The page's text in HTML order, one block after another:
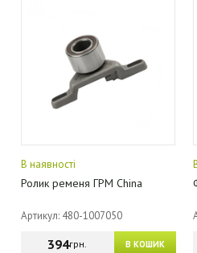
В наявності
Ролик ременя ГРМ China
Артикул: 480-1007050
В КОШИК
394грн.